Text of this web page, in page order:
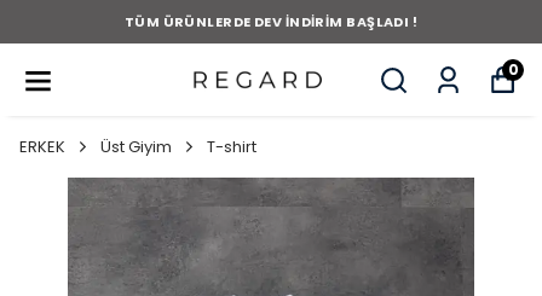
TÜM ÜRÜNLERDE DEV İNDİRİM BAŞLADI !
0
ERKEK Üst Giyim T-shirt